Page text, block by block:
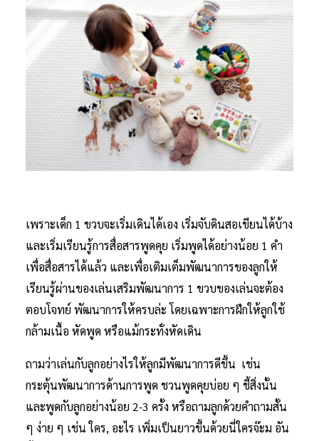
เพราะเด็ก 1 ขวบจะเริ่มเดินได้เอง เริ่มจับดินสอเขียนได้บ้าง
และเริ่มเรียนรู้การสื่อสารพูดคุย เริ่มพูดได้อย่างน้อย 1 คำ
เพื่อสื่อสารได้แล้ว และเพื่อเติมเต็มพัฒนาการของลูกให้
เรียนรู้ผ่านของเล่นเสริมพัฒนาการ 1 ขวบของเล่นจะต้อง
ตอบโจทย์ พัฒนาการให้ครบล่ะ โดยเฉพาะการฝึกให้ลูกใช้
กล้ามเนื้อ หัดพูด หรือแม้กระทั่งหัดเดิน
ถามว่าเล่นกับลูกอย่างไรให้ลูกมีพัฒนาการดีขึ้น เช่น
กระตุ้นพัฒนาการด้านการพูด ชวนพูดคุยบ่อย ๆ ชี้สิ่งนั้น
และพูดกับลูกอย่างน้อย 2-3 ครั้ง หรือถามลูกด้วยคำถามสั้น
ๆ ง่าย ๆ เช่น ใคร, อะไร เพิ่มเป็นยาวขึ้นด้วยนี่ใครจ๊ะม อัน